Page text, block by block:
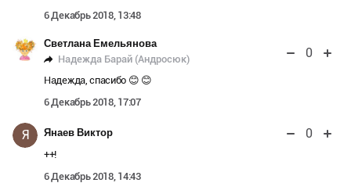
6 Декабрь 2018, 13:48
Светлана Емельянова
Надежда Барай (Андросюк)
0
Надежда, спасибо 😊 😊
6 Декабрь 2018, 17:07
Я Янаев Виктор 0
++!
6 Декабрь 2018, 14:43